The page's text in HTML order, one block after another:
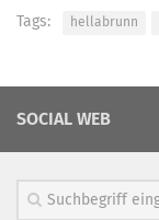
Tags: hellabrunn
SOCIAL WEB